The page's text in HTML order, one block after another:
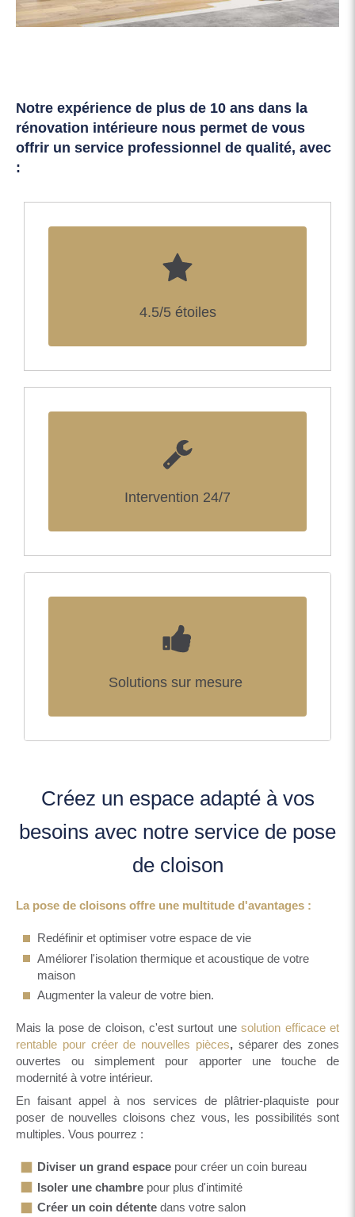
Notre expérience de plus de 10 ans dans la
rénovation intérieure nous permet de vous
offrir un service professionnel de qualité, avec
:
4.5/5 étoiles
Intervention 24/7
Solutions sur mesure
Créez un espace adapté à vos
besoins avec notre service de pose
de cloison
La pose de cloisons offre une multitude d'avantages :
Redéfinir et optimiser votre espace de vie
Améliorer l'isolation thermique et acoustique de votre
maison
Augmenter la valeur de votre bien.
Mais la pose de cloison, c'est surtout unesolution efficace et
rentable pour créer de nouvelles pièces, séparer des zones
ouvertes ou simplement pour apporter une touche de
modernité à votre intérieur.
En faisant appel à nos services de plâtrier-plaquiste pour
poser de nouvelles cloisons chez vous, les possibilités sont
multiples. Vous pourrez :
Diviser un grand espace pour créer un coin bureau
Isoler une chambre pour plus d'intimité
Créer un coin détente dans votre salon